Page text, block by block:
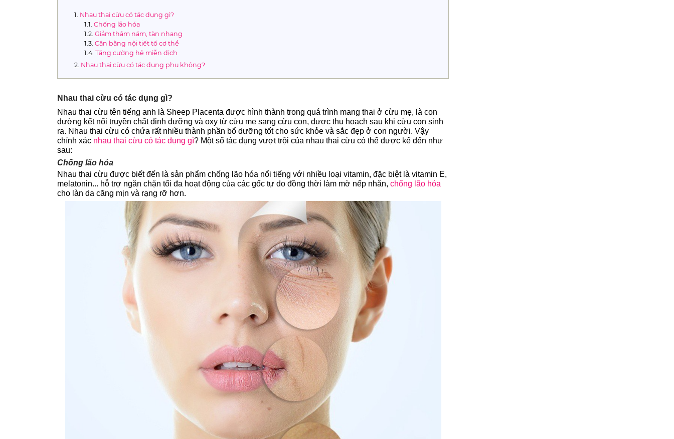
Nhau thai cừu có tác dụng gì?
Chống lão hóa
Giảm thâm nám, tàn nhang
Cân bằng nội tiết tố cơ thể
Tăng cường hệ miễn dịch
Nhau thai cừu có tác dụng phụ không?
Nhau thai cừu có tác dụng gì?
Nhau thai cừu tên tiếng anh là Sheep Placenta được hình thành trong quá trình mang thai ở cừu mẹ, là con
đường kết nối truyền chất dinh dưỡng và oxy từ cừu mẹ sang cừu con, được thu hoạch sau khi cừu con sinh
ra. Nhau thai cừu có chứa rất nhiều thành phần bổ dưỡng tốt cho sức khỏe và sắc đẹp ở con người. Vậy
chính xác nhau thai cừu có tác dụng gì? Một số tác dụng vượt trội của nhau thai cừu có thể được kể đến như
sau:
Chống lão hóa
Nhau thai cừu được biết đến là sản phẩm chống lão hóa nổi tiếng với nhiều loại vitamin, đặc biệt là vitamin E,
melatonin... hỗ trợ ngăn chặn tối đa hoạt động của các gốc tự do đồng thời làm mờ nếp nhăn, chống lão hóa
cho làn da căng mịn và rạng rỡ hơn.